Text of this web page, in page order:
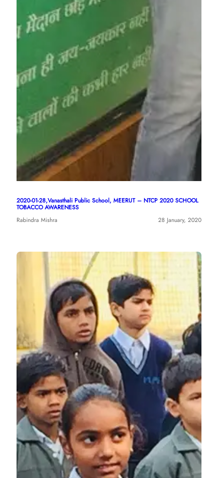
2020-01-28,Vanasthali Public School, MEERUT – NTCP 2020 SCHOOL
TOBACCO AWARENESS
Rabindra Mishra
28 January, 2020